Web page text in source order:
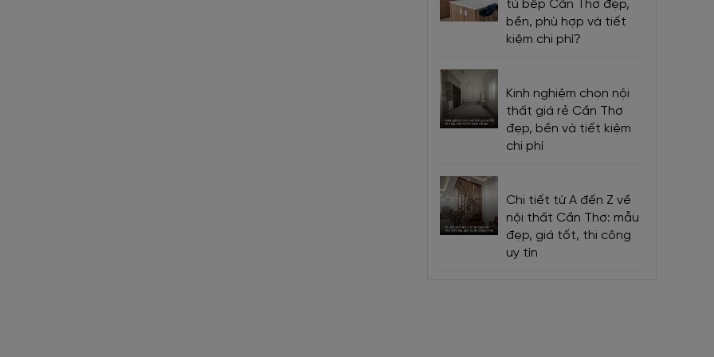
tủ bếp Cần Thơ đẹp,
bền, phù hợp và tiết
kiệm chi phí?
Kinh nghiệm chọn nội
thất giá rẻ Cần Thơ
đẹp, bền và tiết kiệm
chi phí
Chi tiết từ A đến Z về
nội thất Cần Thơ: mẫu
đẹp, giá tốt, thi công
uy tín